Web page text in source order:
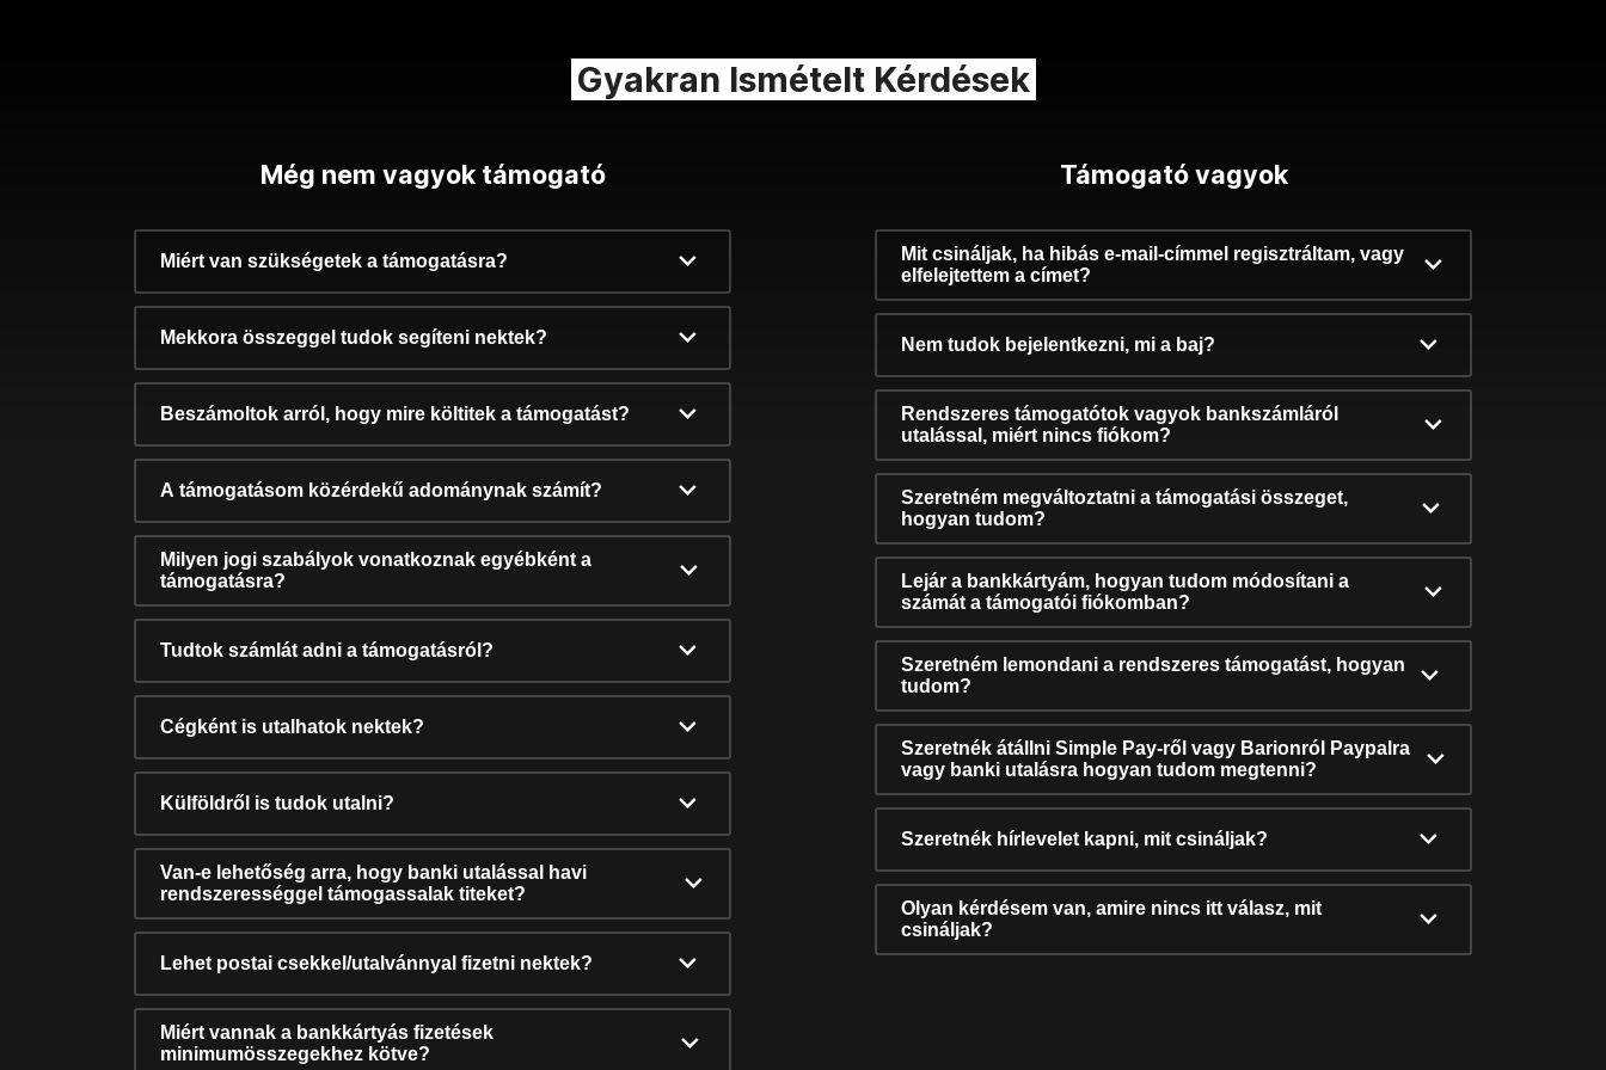
Gyakran Ismételt Kérdések
Még nem vagyok támogató
Miért van szükségetek a támogatásra?
Mekkora összeggel tudok segíteni nektek?
Beszámoltok arról, hogy mire költitek a támogatást?
A támogatásom közérdekű adománynak számít?
Milyen jogi szabályok vonatkoznak egyébként a
támogatásra?
Tudtok számlát adni a támogatásról?
Cégként is utalhatok nektek?
Külföldről is tudok utalni?
Van-e lehetőség arra, hogy banki utalással havi
rendszerességgel támogassalak titeket?
Lehet postai csekkel/utalvánnyal fizetni nektek?
Miért vannak a bankkártyás fizetések
minimumösszegekhez kötve?
Támogató vagyok
Mit csináljak, ha hibás e-mail-címmel regisztráltam, vagy
elfelejtettem a címet?
Nem tudok bejelentkezni, mi a baj?
Rendszeres támogatótok vagyok bankszámláról
utalással, miért nincs fiókom?
Szeretném megváltoztatni a támogatási összeget,
hogyan tudom?
Lejár a bankkártyám, hogyan tudom módosítani a
számát a támogatói fiókomban?
Szeretném lemondani a rendszeres támogatást, hogyan
tudom?
Szeretnék átállni Simple Pay-ről vagy Barionról Paypalra
vagy banki utalásra hogyan tudom megtenni?
Szeretnék hírlevelet kapni, mit csináljak?
Olyan kérdésem van, amire nincs itt válasz, mit
csináljak?